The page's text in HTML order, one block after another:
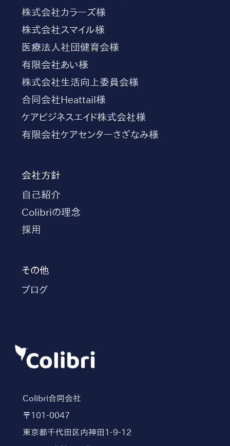
Colibri合同会社
〒101-0047
東京都千代田区内神田1-9-12
株式会社カラーズ様
株式会社スマイル様
医療法人社団健育会様
有限会社あい様
株式会社生活向上委員会様
合同会社Heattail様
ケアビジネスエイド株式会社様
有限会社ケアセンターさざなみ様
会社方針
自己紹介
Colibriの理念
採用
その他
ブログ